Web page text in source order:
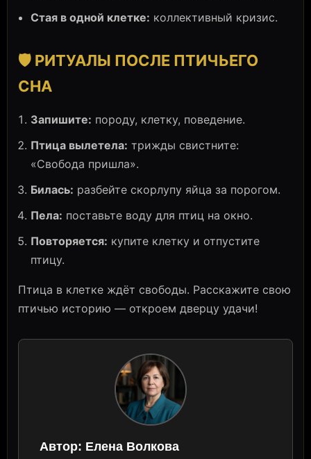
Стая в одной клетке: коллективный кризис.
🛡️ РИТУАЛЫ ПОСЛЕ ПТИЧЬЕГО
СНА
Запишите: породу, клетку, поведение.
Птица вылетела: трижды свистните:
«Свобода пришла».
Билась: разбейте скорлупу яйца за порогом.
Пела: поставьте воду для птиц на окно.
Повторяется: купите клетку и отпустите
птицу.
Птица в клетке ждёт свободы. Расскажите свою
птичью историю — откроем дверцу удачи!
Автор: Елена Волкова